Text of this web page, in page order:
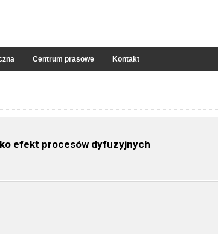
Centrum prasowe Kontakt
efekt procesów dyfuzyjnych